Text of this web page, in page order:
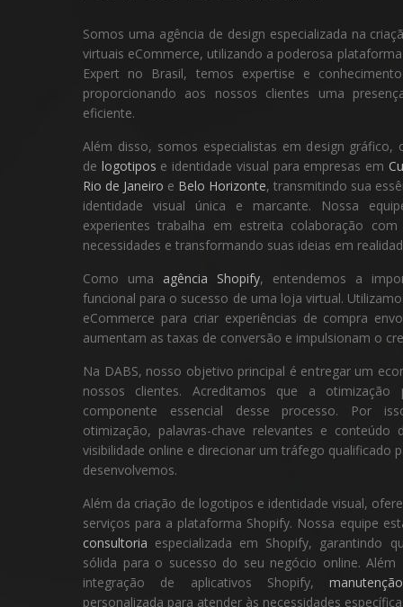
Somos uma agência de design especializada na
virtuais eCommerce, utilizando a poderosa
Expert no Brasil, temos expertise e
proporcionando aos nossos clientes uma
eficiente.
Além disso, somos especialistas em design gráfico,
de logotipos e identidade visual para empresas em
Rio de Janeiro e Belo Horizonte, transmitindo sua
identidade visual única e marcante. Nossa
experientes trabalha em estreita colaboração
necessidades e transformando suas ideias em
Como uma agência Shopify, entendemos a
funcional para o sucesso de uma loja virtual.
eCommerce para criar experiências de compra
aumentam as taxas de conversão e impulsionam o
Na DABS, nosso objetivo principal é entregar um
nossos clientes. Acreditamos que a
componente essencial desse processo. Por
otimização, palavras-chave relevantes e conteúdo
visibilidade online e direcionar um tráfego qualificado
desenvolvemos.
Além da criação de logotipos e identidade visual,
serviços para a plataforma Shopify. Nossa equipe
consultoria especializada em Shopify, garantindo
sólida para o sucesso do seu negócio online.
integração de aplicativos Shopify,manutenção
personalizada para atender às necessidades